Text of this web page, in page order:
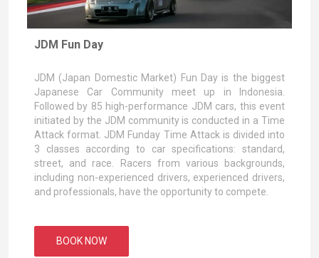
JDM Fun Day
JDM (Japan Domestic Market) Fun Day is the biggest
Japanese Car Community meet up in Indonesia.
Followed by 85 high-performance JDM cars, this event
initiated by the JDM community is conducted in a Time
Attack format. JDM Funday Time Attack is divided into
3 classes according to car specifications: standard,
street, and race. Racers from various backgrounds,
including non-experienced drivers, experienced drivers,
and professionals, have the opportunity to compete.
BOOK NOW